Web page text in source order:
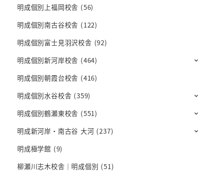
明成個別上福岡校舎 (56)
明成個別南古谷校舎 (122)
明成個別富士見羽沢校舎 (92)
明成個別新河岸校舎 (464)
明成個別朝霞台校舎 (416)
明成個別水谷校舎 (359)
明成個別鶴瀬東校舎 (551)
明成新河岸・南古谷 大河 (237)
明成極学館 (9)
柳瀬川志木校舎｜明成個別 (51)